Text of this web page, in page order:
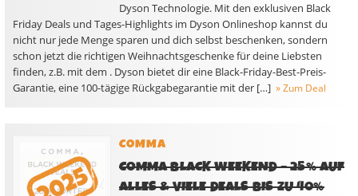
Dyson Technologie. Mit den exklusiven Black
Friday Deals und Tages-Highlights im Dyson Onlineshop kannst du
nicht nur jede Menge sparen und dich selbst beschenken, sondern
schon jetzt die richtigen Weihnachtsgeschenke für deine Liebsten
finden, z.B. mit dem . Dyson bietet dir eine Black-Friday-Best-Preis-
Garantie, eine 100-tägige Rückgabegarantie mit der […] » Zum Deal
COMMA
COMMA BLACK WEEKEND – 25% AUF
ALLES & VIELE DEALS BIS ZU 40%